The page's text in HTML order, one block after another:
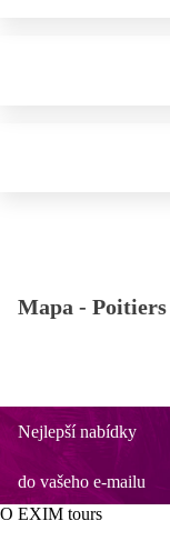
Mapa - Poitiers
Nejlepší nabídky
do vašeho e-mailu
O EXIM tours